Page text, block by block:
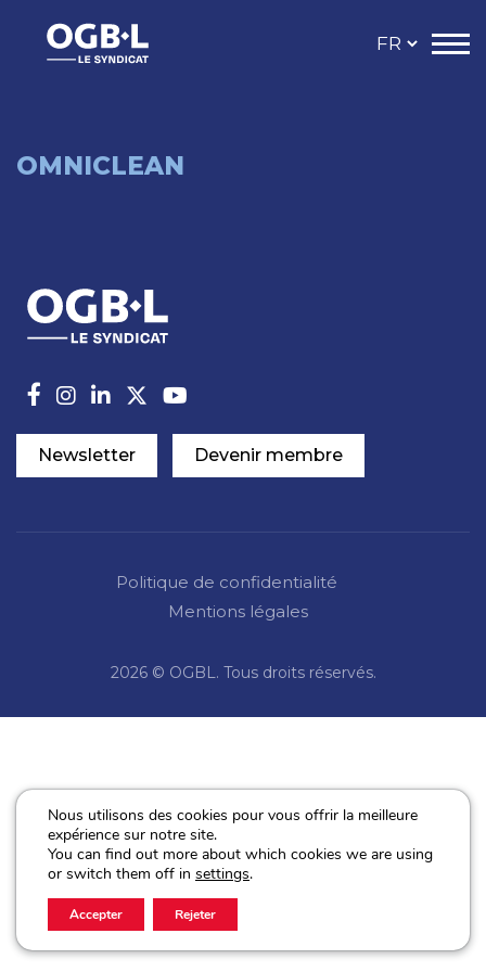
OMNICLEAN
Newsletter Devenir membre
Politique de confidentialité
Mentions légales
2026 © OGBL. Tous droits réservés.
Nous utilisons des cookies pour vous offrir la meilleure
expérience sur notre site.
You can find out more about which cookies we are using
or switch them off in settings.
Accepter Rejeter